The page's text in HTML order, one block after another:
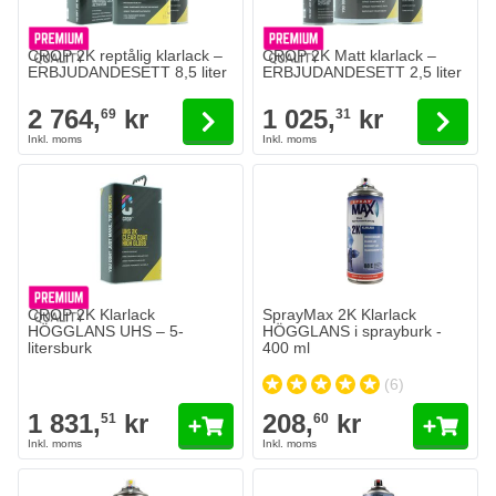
CROP 2K reptålig klarlack –
ERBJUDANDESETT 8,5 liter
The price depends on the options chosen on the product page
2 764,69 kr
CROP 2K Matt klarlack –
ERBJUDANDESETT 2,5 liter
The price depends on the
1 025,31 kr
CROP 2K Klarlack
HÖGGLANS UHS – 5-
litersburk
1 831,51 kr
SprayMax 2K Klarlack
HÖGGLANS i sprayburk -
400 ml
(6)
208,60 kr
Colormatic 2K klarlack högblank